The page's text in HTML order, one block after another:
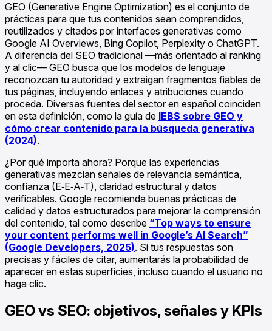
GEO (Generative Engine Optimization) es el conjunto de
prácticas para que tus contenidos sean comprendidos,
reutilizados y citados por interfaces generativas como
Google AI Overviews, Bing Copilot, Perplexity o ChatGPT.
A diferencia del SEO tradicional —más orientado al ranking
y al clic— GEO busca que los modelos de lenguaje
reconozcan tu autoridad y extraigan fragmentos fiables de
tus páginas, incluyendo enlaces y atribuciones cuando
proceda. Diversas fuentes del sector en español coinciden
en esta definición, como la guía de IEBS sobre GEO y
cómo crear contenido para la búsqueda generativa
(2024).
¿Por qué importa ahora? Porque las experiencias
generativas mezclan señales de relevancia semántica,
confianza (E‑E‑A‑T), claridad estructural y datos
verificables. Google recomienda buenas prácticas de
calidad y datos estructurados para mejorar la comprensión
del contenido, tal como describe “Top ways to ensure
your content performs well in Google’s AI Search”
(Google Developers, 2025). Si tus respuestas son
precisas y fáciles de citar, aumentarás la probabilidad de
aparecer en estas superficies, incluso cuando el usuario no
haga clic.
GEO vs SEO: objetivos, señales y KPIs